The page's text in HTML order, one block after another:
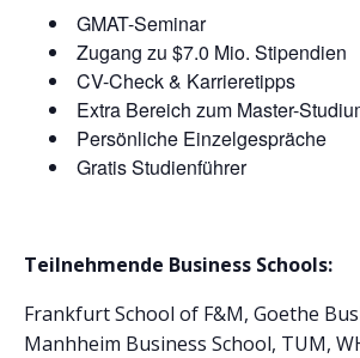
GMAT-Seminar
Zugang zu $7.0 Mio. Stipendien
CV-Check & Karrieretipps
Extra Bereich zum Master-
Persönliche Einzelgespräche
Gratis Studienführer
Teilnehmende Business Schools:
Frankfurt School of F&M, Goethe
Manhheim Business School, TUM,